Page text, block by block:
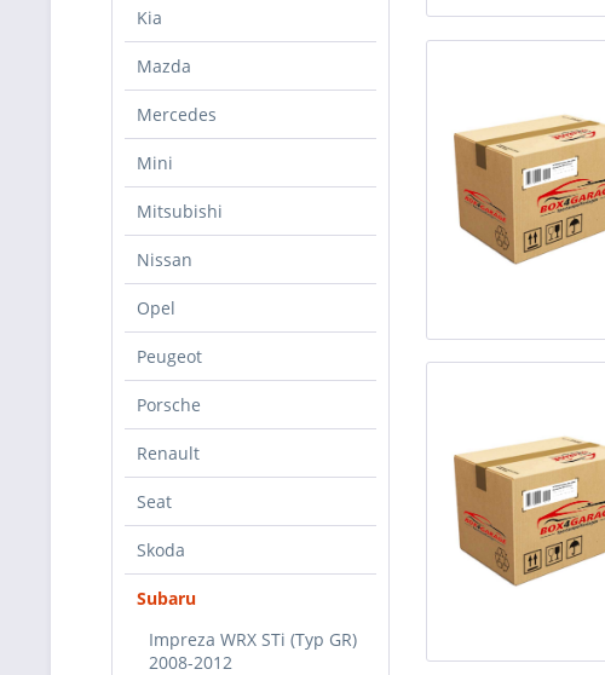
Kia
Mazda
Mercedes
Mini
Mitsubishi
Nissan
Opel
Peugeot
Porsche
Renault
Seat
Skoda
Subaru
Impreza WRX STi (Typ GR)
2008-2012